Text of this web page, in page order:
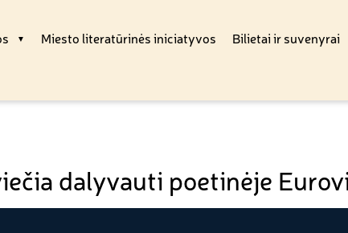
Miesto literatūrinės iniciatyvos Bilietai ir suvenyrai
dalyvauti poetinėje